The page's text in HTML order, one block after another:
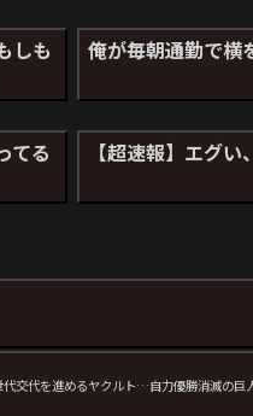
しも 俺が毎朝通勤で
てる 【超速報】エグい
代交代を進めるヤクルト…自力優勝消滅の巨